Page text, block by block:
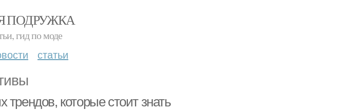
ПОДРУЖКА
гид по моде
статьи
которые стоит знать